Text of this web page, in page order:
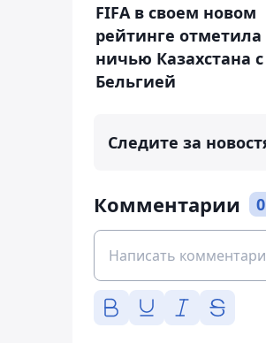
FIFA в своем новом
рейтинге отметила
ничью Казахстана с
Бельгией
Следите за
Комментарии 0